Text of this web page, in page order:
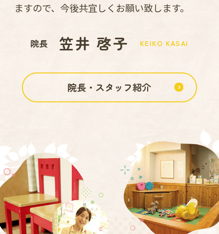
ますので、今後共宜しくお願い致します。
院長 笠井 啓子 KEIKO KASAI
院長・スタッフ紹介